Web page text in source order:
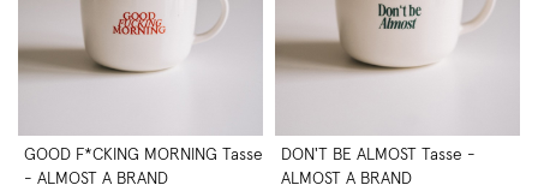
GOOD F*CKING MORNING Tasse
- ALMOST A BRAND
DON'T BE ALMOST Tasse -
ALMOST A BRAND